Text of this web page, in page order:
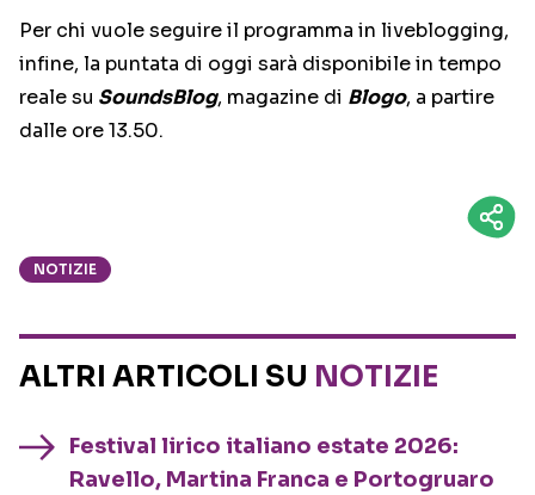
Per chi vuole seguire il programma in liveblogging,
infine, la puntata di oggi sarà disponibile in tempo
reale su SoundsBlog, magazine di Blogo, a partire
dalle ore 13.50.
NOTIZIE
ALTRI ARTICOLI SU NOTIZIE
Festival lirico italiano estate 2026:
Ravello, Martina Franca e Portogruaro